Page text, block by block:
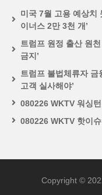
미국 7월 고용 예상치
이너스 2만 3천 개’
트럼프 원정 출산 원
금지’
트럼프 불법체류자 금
고객 실사해야’
080226 WKTV 워싱
080226 WKTV 핫이슈
Copyright ©